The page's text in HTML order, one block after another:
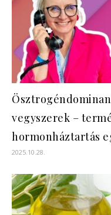
vegyszerek –
hormonháztartás
2025.10.28.